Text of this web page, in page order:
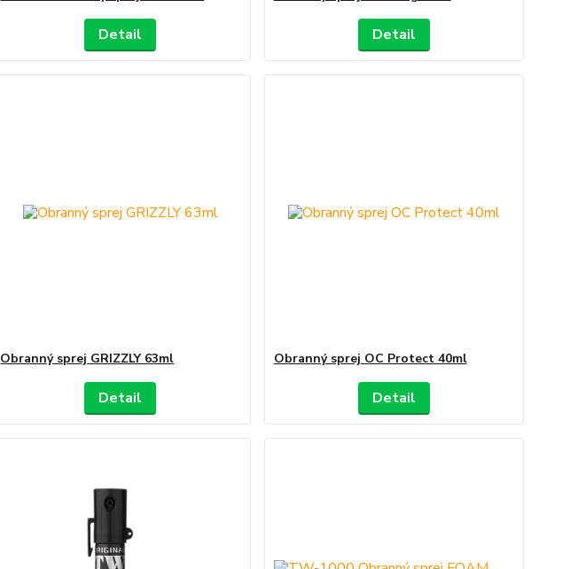
Detail Detail
Obranný sprej GRIZZLY 63ml
Detail
Obranný sprej OC Protect 40ml
Detail